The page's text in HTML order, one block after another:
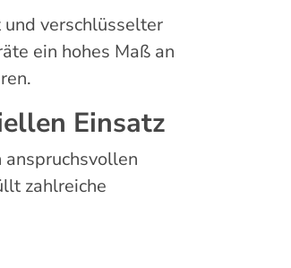
verschlüsselter
ein hohes Maß an
Einsatz
zahlreiche